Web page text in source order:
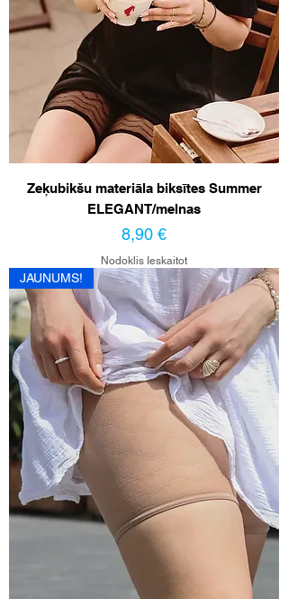
Zeķubikšu materiāla biksītes Summer
ELEGANT/melnas
Cena
8,90 €
Nodoklis Ieskaitot
JAUNUMS!